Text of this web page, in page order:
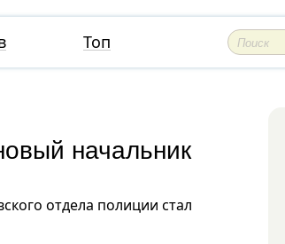
Топ
начальник
отдела полиции стал